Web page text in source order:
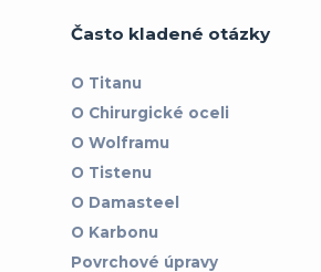
Často kladené otázky
O Titanu
O Chirurgické oceli
O Wolframu
O Tistenu
O Damasteel
O Karbonu
Povrchové úpravy